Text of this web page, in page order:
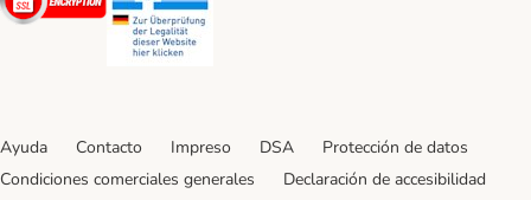
Ayuda Contacto Impreso DSA
Protección de datos
Condiciones comerciales generales
Declaración de accesibilidad